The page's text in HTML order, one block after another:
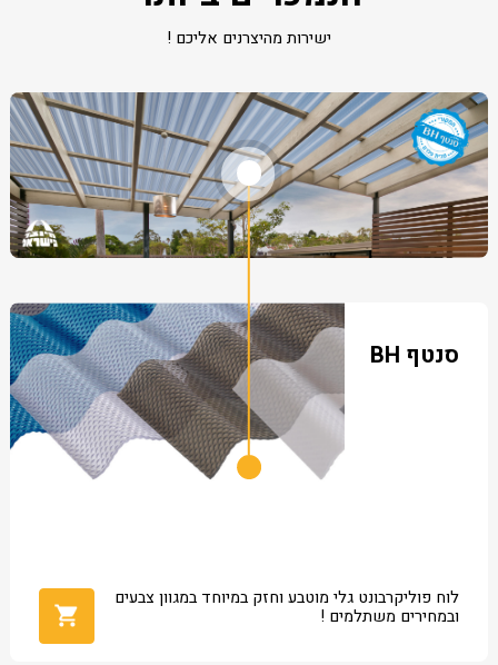
ישירות מהיצרנים אליכם !
סנטף BH
לוח פוליקרבונט גלי מוטבע וחזק במיוחד במגוון צבעים
ובמחירים משתלמים !